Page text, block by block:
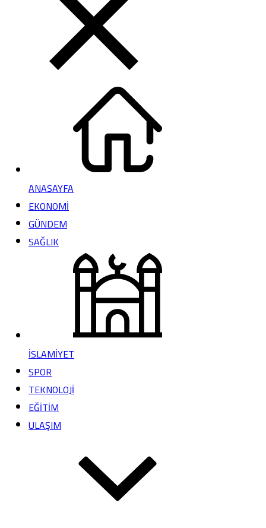
ANASAYFA
EKONOMİ
GÜNDEM
SAĞLIK
İSLAMİYET
SPOR
TEKNOLOJİ
EĞİTİM
ULAŞIM